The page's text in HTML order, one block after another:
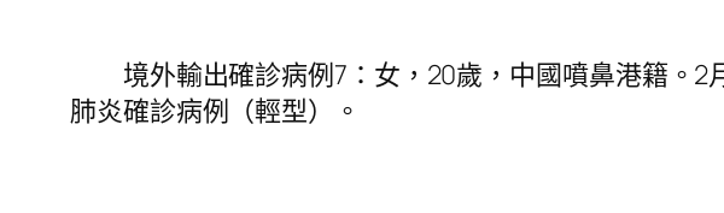
境外輸出確診病例7：女，20歲，中國噴鼻港籍。2
肺炎確診病例（輕型）。